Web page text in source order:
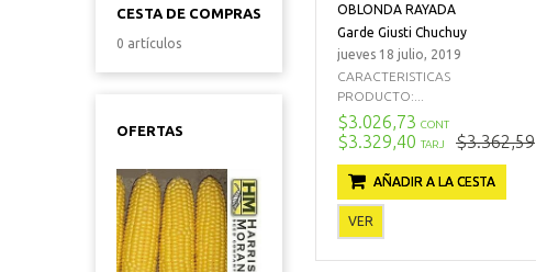
CESTA DE COMPRAS
0 artículos
OFERTAS
OBLONDA RAYADA
Garde Giusti Chuchuy
jueves 18 julio, 2019
CARACTERISTICAS
PRODUCTO:...
$3.026,73 CONT
$3.329,40 TARJ $3.362,59
AÑADIR A LA CESTA
VER